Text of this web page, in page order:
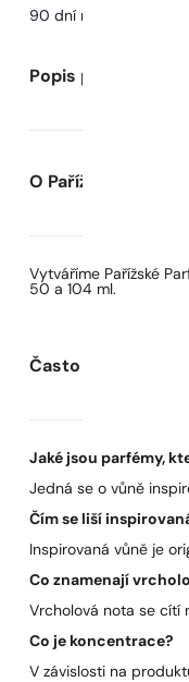
90 dní na
Popis parfému
O Pařížských
Vytváříme Pařížské
50 a 104 ml.
Často kladené
Jaké jsou parfémy,
Jedná se o vůně
Čím se liší
Inspirovaná vůně je
Co znamenají
Vrcholová nota se cítí
Co je koncentrace?
V závislosti na